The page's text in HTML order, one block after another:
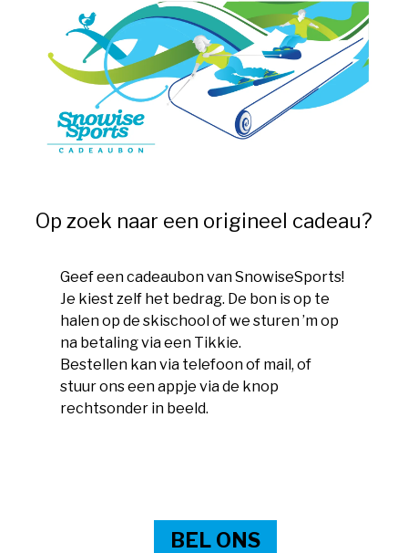
Op zoek naar een origineel cadeau?
Geef een cadeaubon van SnowiseSports!
Je kiest zelf het bedrag. De bon is op te
halen op de skischool of we sturen ’m op
na betaling via een Tikkie.
Bestellen kan via telefoon of mail, of
stuur ons een appje via de knop
rechtsonder in beeld.
BEL ONS